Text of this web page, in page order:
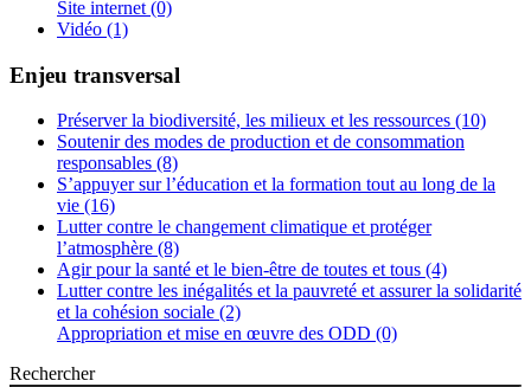
Site internet (0)
Vidéo (1)
Enjeu transversal
Préserver la biodiversité, les milieux et les ressources (10)
Soutenir des modes de production et de consommation
responsables (8)
S’appuyer sur l’éducation et la formation tout au long de la
vie (16)
Lutter contre le changement climatique et protéger
l’atmosphère (8)
Agir pour la santé et le bien-être de toutes et tous (4)
Lutter contre les inégalités et la pauvreté et assurer la solidarité
et la cohésion sociale (2)
Appropriation et mise en œuvre des ODD (0)
Rechercher